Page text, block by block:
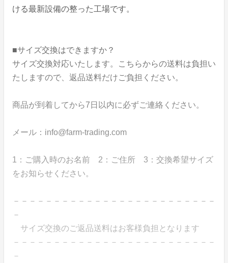
ける最新設備の整った工場です。
■サイズ交換はできますか？
サイズ交換対応いたします。こちらからの送料は負担い
たしますので、返品送料だけご負担ください。
商品が到着してから7日以内に必ずご連絡ください。
メール：info@farm-trading.com
1：ご購入時のお名前 2：ご住所 3：交換希望サイズ
をお知らせください。
－－－－－－－－－－－－－－－－－－－－－－－－－
－
サイズ交換のご返品送料はお客様負担となります
－－－－－－－－－－－－－－－－－－－－－－－－－
－